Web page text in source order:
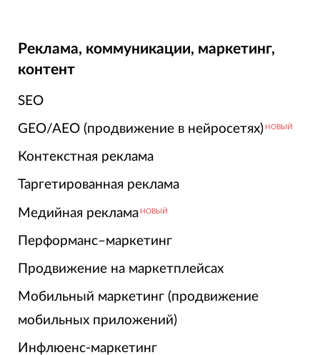
Реклама, коммуникации, маркетинг,
контент
SEO
GEO/AEO (продвижение в нейросетях) НОВЫЙ
Контекстная реклама
Таргетированная реклама
Медийная реклама НОВЫЙ
Перформанс–маркетинг
Продвижение на маркетплейсах
Мобильный маркетинг (продвижение
мобильных приложений)
Инфлюенс-маркетинг